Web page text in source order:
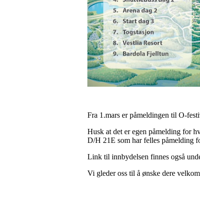
Fra 1.mars er påmeldingen til O-
Husk at det er egen påmelding for
D/H 21E som har felles påmelding
Link til innbydelsen finnes også
Vi gleder oss til å ønske dere